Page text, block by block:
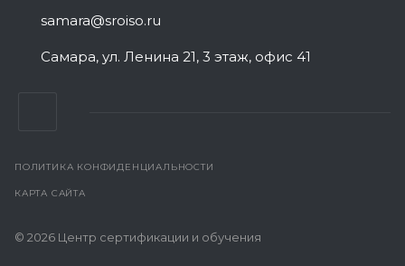
samara@sroiso.ru
Самара, ул. Ленина 21, 3 этаж, офис 41
ПОЛИТИКА КОНФИДЕНЦИАЛЬНОСТИ
КАРТА САЙТА
© 2026 Центр сертификации и обучения